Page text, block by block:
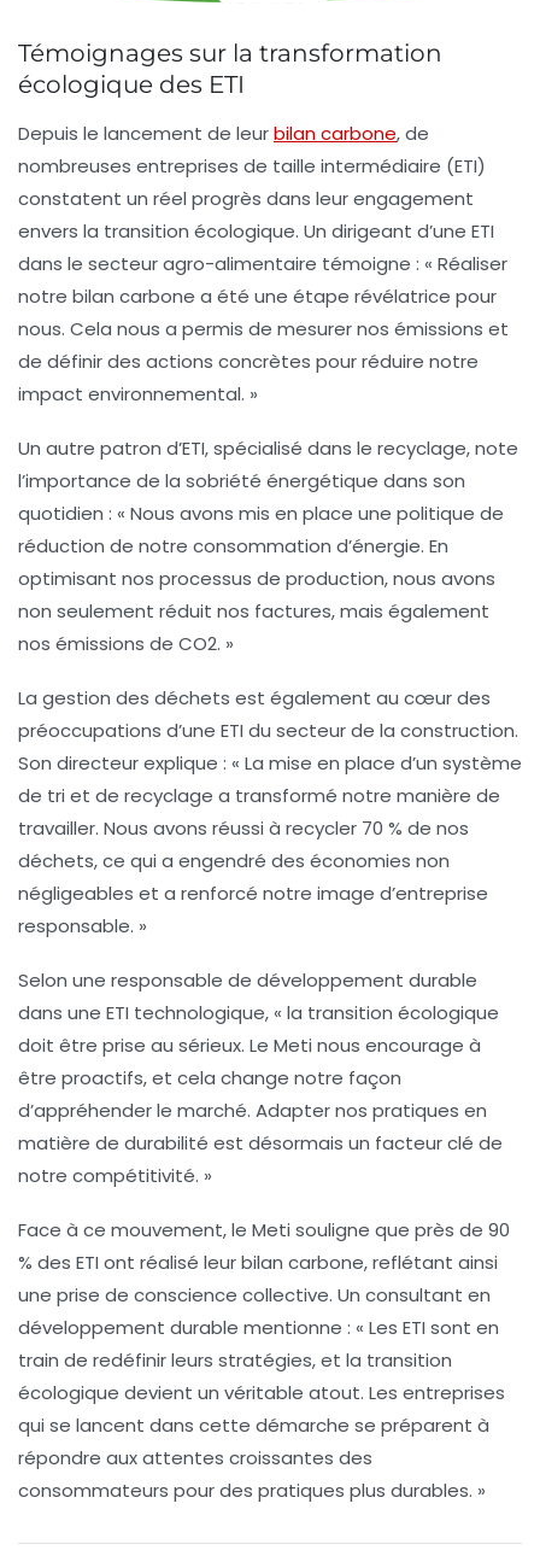
Témoignages sur la transformation
écologique des ETI
Depuis le lancement de leurbilan carbone, de
nombreuses entreprises de taille intermédiaire (ETI)
constatent un réel progrès dans leur engagement
envers la transition écologique. Un dirigeant d’une ETI
dans le secteur agro-alimentaire témoigne : « Réaliser
notre bilan carbone a été une étape révélatrice pour
nous. Cela nous a permis de mesurer nos émissions et
de définir des actions concrètes pour réduire notre
impact environnemental. »
Un autre patron d’ETI, spécialisé dans le recyclage, note
l’importance de la sobriété énergétique dans son
quotidien : « Nous avons mis en place une politique de
réduction de notre consommation d’énergie. En
optimisant nos processus de production, nous avons
non seulement réduit nos factures, mais également
nos émissions de CO2. »
La gestion des déchets est également au cœur des
préoccupations d’une ETI du secteur de la construction.
Son directeur explique : « La mise en place d’un système
de tri et de recyclage a transformé notre manière de
travailler. Nous avons réussi à recycler 70 % de nos
déchets, ce qui a engendré des économies non
négligeables et a renforcé notre image d’entreprise
responsable. »
Selon une responsable de développement durable
dans une ETI technologique, « la transition écologique
doit être prise au sérieux. Le Meti nous encourage à
être proactifs, et cela change notre façon
d’appréhender le marché. Adapter nos pratiques en
matière de durabilité est désormais un facteur clé de
notre compétitivité. »
Face à ce mouvement, le Meti souligne que près de 90
% des ETI ont réalisé leur bilan carbone, reflétant ainsi
une prise de conscience collective. Un consultant en
développement durable mentionne : « Les ETI sont en
train de redéfinir leurs stratégies, et la transition
écologique devient un véritable atout. Les entreprises
qui se lancent dans cette démarche se préparent à
répondre aux attentes croissantes des
consommateurs pour des pratiques plus durables. »